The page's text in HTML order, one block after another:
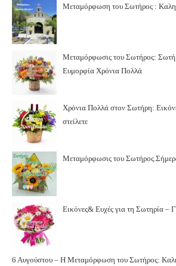
Μεταμόρφωση του Σωτήρος :
Μεταμόρφωσις του Σωτήρος:
Ευμορφία Χρόνια Πολλά
Χρόνια Πολλά στον Σωτήρη:
στείλετε
Μεταμόρφωσις του
Εικόνες& Ευχές για τη Σωτηρία –
6 Αυγούστου – Η Μεταμόρφωση του Σωτήρος: